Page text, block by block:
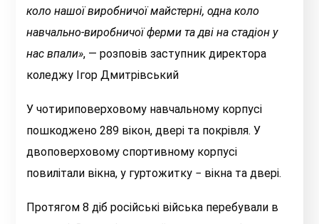
коло нашої виробничої майстерні, одна коло
навчально-виробничої ферми та дві на стадіон у
нас впали», — розповів заступник директора
коледжу Ігор Дмитрівський
У чотириповерховому навчальному корпусі
пошкоджено 289 вікон, двері та покрівля. У
двоповерховому спортивному корпусі
повилітали вікна, у гуртожитку − вікна та двері.
Протягом 8 діб російські війська перебували в